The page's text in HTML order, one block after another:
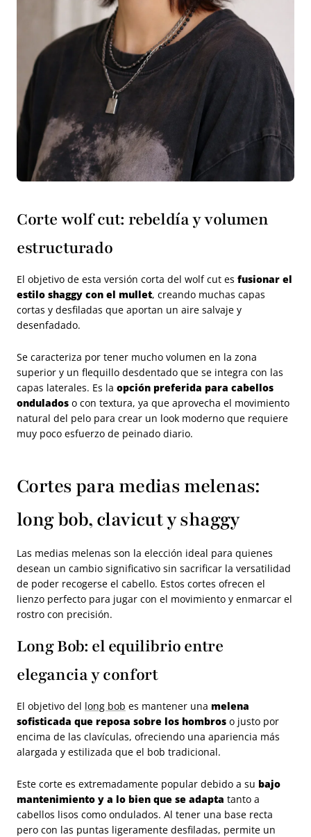
Corte wolf cut: rebeldía y volumen
estructurado
El objetivo de esta versión corta del wolf cut es fusionar el
estilo shaggy con el mullet, creando muchas capas
cortas y desfiladas que aportan un aire salvaje y
desenfadado.
Se caracteriza por tener mucho volumen en la zona
superior y un flequillo desdentado que se integra con las
capas laterales. Es la opción preferida para cabellos
ondulados o con textura, ya que aprovecha el movimiento
natural del pelo para crear un look moderno que requiere
muy poco esfuerzo de peinado diario.
Cortes para medias melenas:
long bob, clavicut y shaggy
Las medias melenas son la elección ideal para quienes
desean un cambio significativo sin sacrificar la versatilidad
de poder recogerse el cabello. Estos cortes ofrecen el
lienzo perfecto para jugar con el movimiento y enmarcar el
rostro con precisión.
Long Bob: el equilibrio entre
elegancia y confort
El objetivo del long bob es mantener una melena
sofisticada que reposa sobre los hombros o justo por
encima de las clavículas, ofreciendo una apariencia más
alargada y estilizada que el bob tradicional.
Este corte es extremadamente popular debido a su bajo
mantenimiento y a lo bien que se adapta tanto a
cabellos lisos como ondulados. Al tener una base recta
pero con las puntas ligeramente desfiladas, permite un